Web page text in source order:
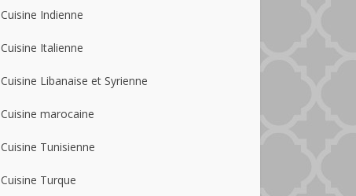
Cuisine Indienne
Cuisine Italienne
Cuisine Libanaise et Syrienne
Cuisine marocaine
Cuisine Tunisienne
Cuisine Turque